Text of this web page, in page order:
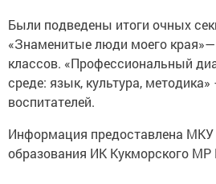
Были подведены итоги очных
«Знаменитые люди моего
классов. «Профессиональный
среде: язык, культура,
воспитателей.
Информация предоставлена МКУ
образования ИК Кукморского МР